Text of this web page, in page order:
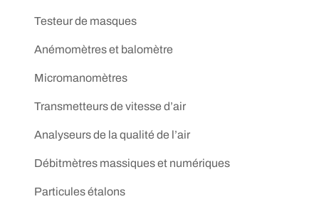
Testeur de masques
Anémomètres et balomètre
Micromanomètres
Transmetteurs de vitesse d’air
Analyseurs de la qualité de l’air
Débitmètres massiques et numériques
Particules étalons